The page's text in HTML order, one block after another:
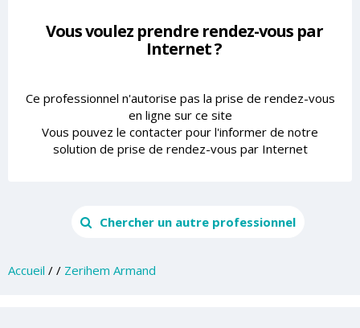
Vous voulez prendre rendez-vous par
Internet ?
Ce professionnel n'autorise pas la prise de rendez-vous
en ligne sur ce site
Vous pouvez le contacter pour l'informer de notre
solution de prise de rendez-vous par Internet
Chercher un autre professionnel
Accueil / / Zerihem Armand